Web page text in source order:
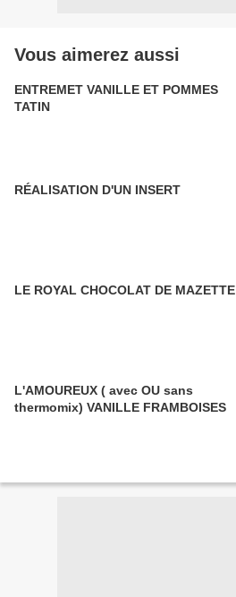
Vous aimerez aussi
ENTREMET VANILLE ET POMMES
TATIN
RÉALISATION D'UN INSERT
LE ROYAL CHOCOLAT DE MAZETTE
L'AMOUREUX ( avec OU sans
thermomix) VANILLE FRAMBOISES